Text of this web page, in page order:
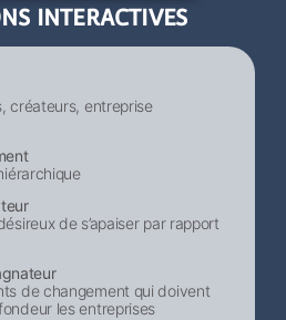
INTERACTIVES
créateurs, entreprise
de s’apaiser par rapport
de changement qui doivent
les entreprises